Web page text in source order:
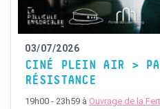
03/07/2026
CINÉ PLEIN AIR >
RÉSISTANCE
19h00 - 23h59 à Ouvrage de la